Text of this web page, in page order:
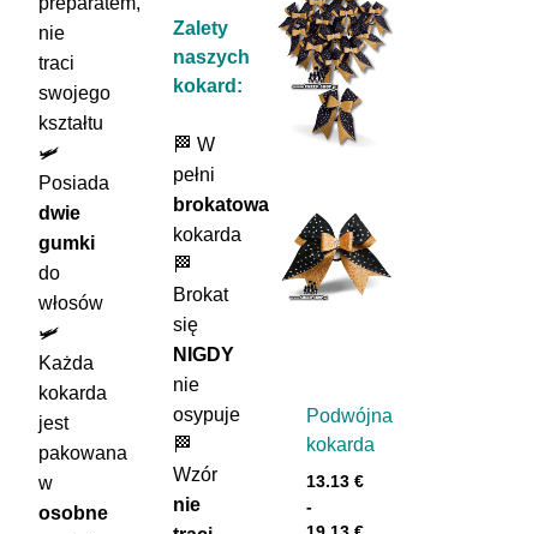
nie
traci
swojego
kształtu
🛩️
Posiada
dwie
gumki
do
włosów
🛩️
Każda
kokarda
jest
pakowana
w
osobne
Zalety
naszych
kokard:
🏁 W
pełni
brokatowa
kokarda
🏁
Brokat
się
NIGDY
nie
osypuje
🏁
Wzór
nie
wariantów.
Opcje
można
wybrać
produktu
Podwójna
kokarda
13.13€
-